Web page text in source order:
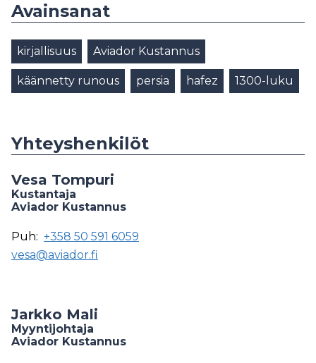
Avainsanat
kirjallisuus Aviador Kustannus
käännetty runous persia hafez 1300-luku
Yhteyshenkilöt
Vesa Tompuri
Kustantaja
Aviador Kustannus
Puh: +358 50 591 6059
vesa@aviador.fi
Jarkko Mali
Myyntijohtaja
Aviador Kustannus